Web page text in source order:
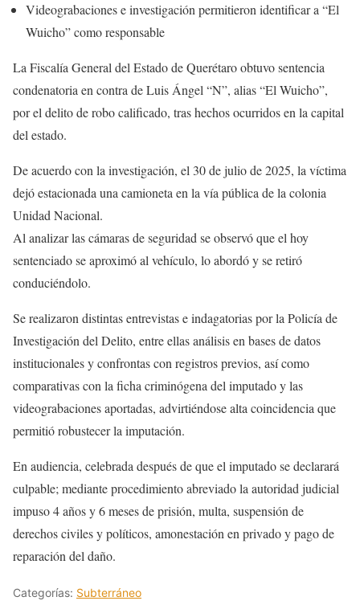
Videograbaciones e investigación permitieron identificar a “El
Wuicho” como responsable
La Fiscalía General del Estado de Querétaro obtuvo sentencia
condenatoria en contra de Luis Ángel “N”, alias “El Wuicho”,
por el delito de robo calificado, tras hechos ocurridos en la capital
del estado.
De acuerdo con la investigación, el 30 de julio de 2025, la víctima
dejó estacionada una camioneta en la vía pública de la colonia
Unidad Nacional.
Al analizar las cámaras de seguridad se observó que el hoy
sentenciado se aproximó al vehículo, lo abordó y se retiró
conduciéndolo.
Se realizaron distintas entrevistas e indagatorias por la Policía de
Investigación del Delito, entre ellas análisis en bases de datos
institucionales y confrontas con registros previos, así como
comparativas con la ficha criminógena del imputado y las
videograbaciones aportadas, advirtiéndose alta coincidencia que
permitió robustecer la imputación.
En audiencia, celebrada después de que el imputado se declarará
culpable; mediante procedimiento abreviado la autoridad judicial
impuso 4 años y 6 meses de prisión, multa, suspensión de
derechos civiles y políticos, amonestación en privado y pago de
reparación del daño.
Categorías: Subterráneo